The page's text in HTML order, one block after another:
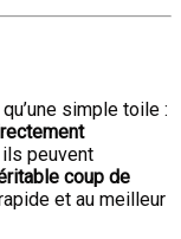
simple toile :
peuvent
coup de
et au meilleur